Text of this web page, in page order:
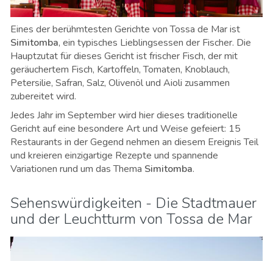
Eines der berühmtesten Gerichte von Tossa de Mar ist
Simitomba, ein typisches Lieblingsessen der Fischer. Die
Hauptzutat für dieses Gericht ist frischer Fisch, der mit
geräuchertem Fisch, Kartoffeln, Tomaten, Knoblauch,
Petersilie, Safran, Salz, Olivenöl und Aioli zusammen
zubereitet wird.
Jedes Jahr im September wird hier dieses traditionelle
Gericht auf eine besondere Art und Weise gefeiert: 15
Restaurants in der Gegend nehmen an diesem Ereignis Teil
und kreieren einzigartige Rezepte und spannende
Variationen rund um das Thema Simitomba.
Sehenswürdigkeiten - Die Stadtmauer
und der Leuchtturm von Tossa de Mar